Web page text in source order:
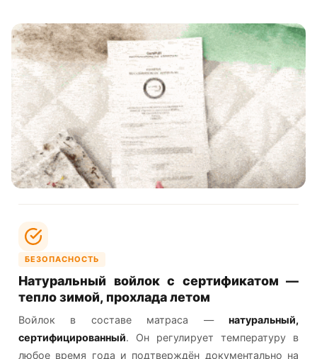
БЕЗОПАСНОСТЬ
Натуральный войлок с сертификатом —
тепло зимой, прохлада летом
Войлок в составе матраса — натуральный,
сертифицированный. Он регулирует температуру в
любое время года и подтверждён документально на